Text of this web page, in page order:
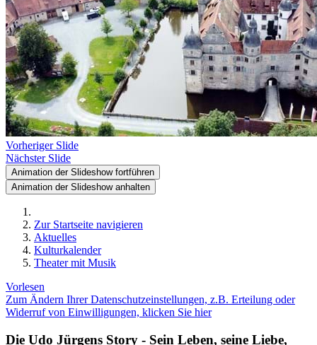
Vorheriger Slide
Nächster Slide
Animation der Slideshow fortführen
Animation der Slideshow anhalten
Zur Startseite navigieren
Aktuelles
Kulturkalender
Theater mit Musik
Vorlesen
Zum Ändern Ihrer Datenschutzeinstellungen, z.B. Erteilung oder
Widerruf von Einwilligungen, klicken Sie hier
Die Udo Jürgens Story - Sein Leben, seine Liebe,